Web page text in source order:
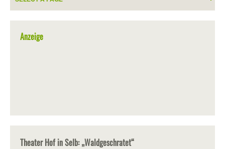
Anzeige
Theater Hof in Selb: „Waldgeschratet“